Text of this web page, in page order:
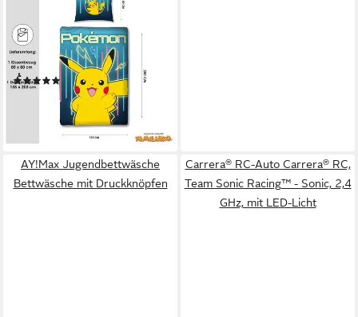
Kinderbettwäsche Pokemon
"Glow" 135x200 80x80 cm
aus 100% Baumwolle mit
Reißverschluss, Renforcé, 2
teilig, mit Pikachu und
Pokebällen
(14)
UVP49,95 €
lieferbar - in 4-5 Werktagen bei dir
AY!Max Jugendbettwäsche
Bettwäsche mit Druckknöpfen
Carrera® RC-Auto Carrera® RC,
Team Sonic Racing™ - Sonic, 2,4
GHz, mit LED-Licht